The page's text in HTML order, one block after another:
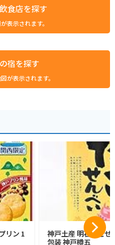
食店を探す
表示されます。
宿を探す
が表示されます。
リン 1
神戸土産 明石たこせ
包装 神戸樽五